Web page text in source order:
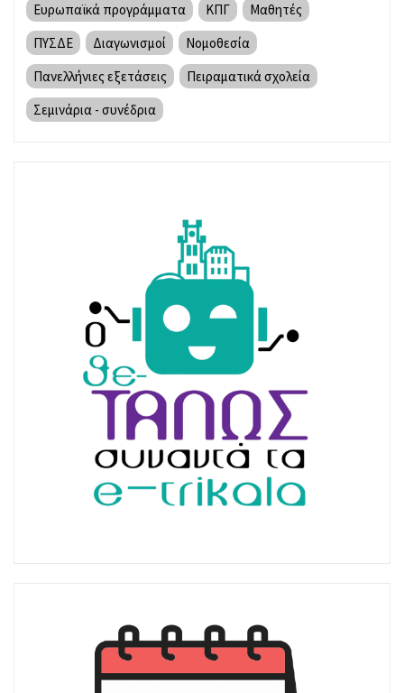
Ευρωπαϊκά προγράμματα
ΚΠΓ
Μαθητές
ΠΥΣΔΕ
Διαγωνισμοί
Νομοθεσία
Πανελλήνιες εξετάσεις
Πειραματικά σχολεία
Σεμινάρια - συνέδρια